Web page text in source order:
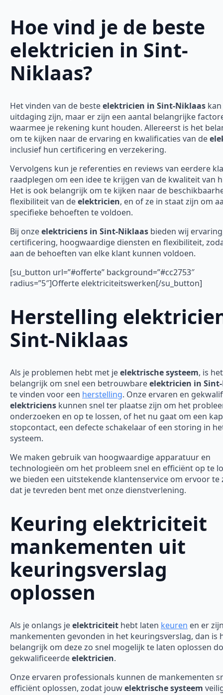
Hoe vind je de beste
elektricien in Sint-
Niklaas?
Het vinden van de besteelektricien in Sint-Niklaas
uitdaging zijn, maar er zijn een aantal belangrijke
waarmee je rekening kunt houden. Allereerst is het
om te kijken naar de ervaring en kwalificaties van de
inclusief hun certificering en verzekering.
Vervolgens kun je referenties en reviews van eerdere
raadplegen om een idee te krijgen van de kwaliteit van
Het is ook belangrijk om te kijken naar de
flexibiliteit van deelektricien, en of ze in staat zijn om
specifieke behoeften te voldoen.
Bij onzeelektriciens in Sint-Niklaas bieden wij
certificering, hoogwaardige diensten en flexibiliteit,
aan de behoeften van elke klant kunnen voldoen.
[su_button url=”#offerte” background=”#cc2753″
radius=”5″]Offerte elektriciteitswerken[/su_button]
Herstelling
Sint-Niklaas
Als je problemen hebt met jeelektrische systeem, is het
belangrijk om snel een betrouwbareelektricien in
te vinden voor een herstelling. Onze ervaren en
elektriciens kunnen snel ter plaatse zijn om het
onderzoeken en op te lossen, of het nu gaat om een
stopcontact, een defecte schakelaar of een storing in
systeem.
We maken gebruik van hoogwaardige apparatuur en
technologieën om het probleem snel en efficiënt op te
we bieden een uitstekende klantenservice om ervoor te
dat je tevreden bent met onze dienstverlening.
Keuring elektriciteit
mankementen uit
keuringsverslag
oplossen
Als je onlangs jeelektriciteit hebt laten keuren en er
mankementen gevonden in het keuringsverslag, dan is
belangrijk om deze zo snel mogelijk te laten oplossen
gekwalificeerdeelektricien.
Onze ervaren professionals kunnen de mankementen
efficiënt oplossen, zodat jouwelektrische systeem